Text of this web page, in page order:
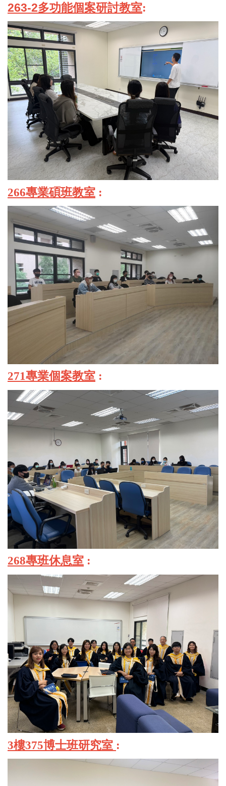
263-2多功能個案研討教室:
266專業碩班教室 :
271專業個案教室 :
268專班休息室 :
3樓375博士班研究室 :